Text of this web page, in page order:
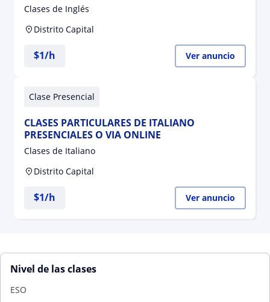
Clases de Inglés
Distrito Capital
$1/h Ver anuncio
Clase Presencial
CLASES PARTICULARES DE ITALIANO
PRESENCIALES O VIA ONLINE
Clases de Italiano
Distrito Capital
$1/h Ver anuncio
Nivel de las clases
ESO